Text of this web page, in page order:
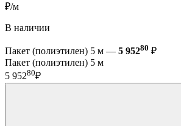
₽/м
В наличии
Пакет (полиэтилен) 5 м — 5 95280 ₽
Пакет (полиэтилен) 5 м
5 95280₽